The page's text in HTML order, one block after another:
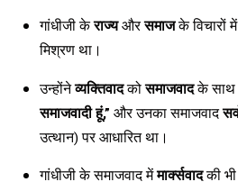
गांधीजी केराज्यऔरसमाजके विचारों
मिश्रण था।
उन्होंनेव्यक्तिवादकोसमाजवादके साथ
समाजवादी हूं,” और उनका समाजवाद
उत्थान) पर आधारित था।
गांधीजी के समाजवाद मेंमार्क्सवादकी